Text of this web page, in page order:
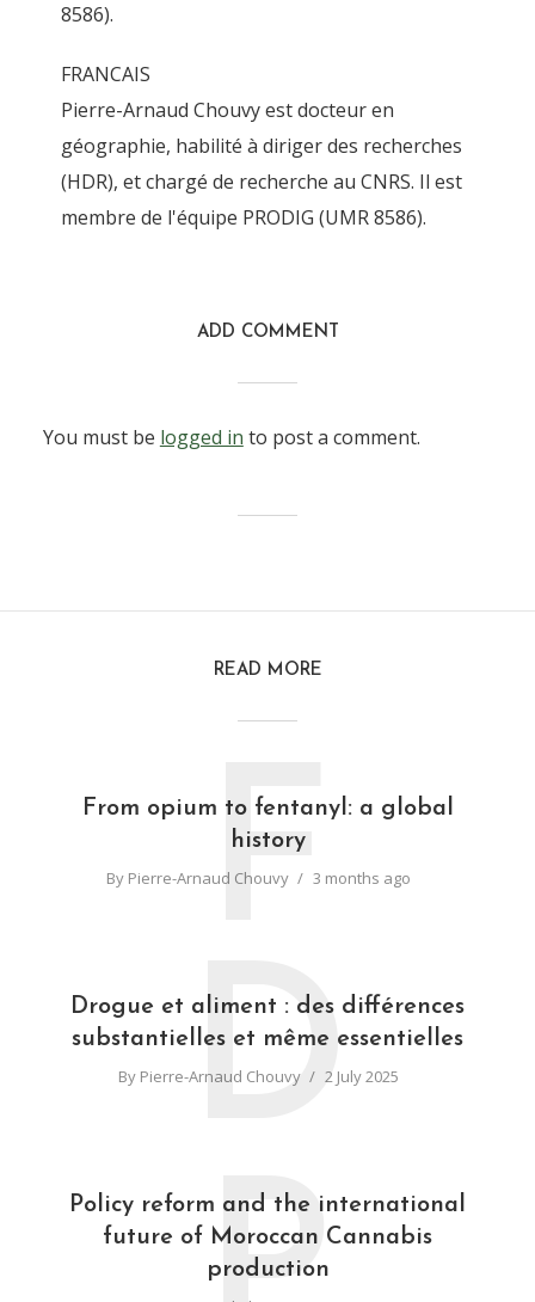
8586).
FRANCAIS
Pierre-Arnaud Chouvy est docteur en
géographie, habilité à diriger des recherches
(HDR), et chargé de recherche au CNRS. Il est
membre de l'équipe PRODIG (UMR 8586).
ADD COMMENT
You must be logged in to post a comment.
READ MORE
From opium to fentanyl: a global
history
By Pierre-Arnaud Chouvy 3 months ago
F
Drogue et aliment : des différences
substantielles et même essentielles
By Pierre-Arnaud Chouvy 2 July 2025
D
Policy reform and the international
future of Moroccan Cannabis
production